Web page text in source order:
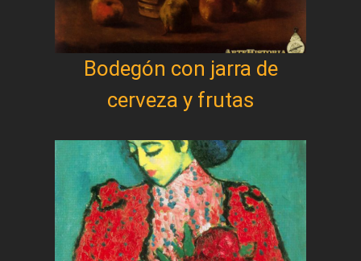
Bodegón con jarra de
cerveza y frutas